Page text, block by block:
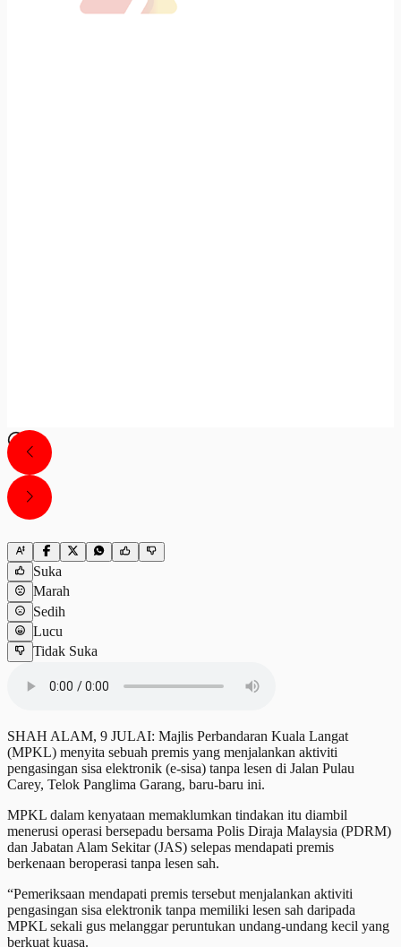
Suka
Marah
Sedih
Lucu
Tidak Suka
SHAH ALAM, 9 JULAI: Majlis Perbandaran Kuala Langat
(MPKL) menyita sebuah premis yang menjalankan aktiviti
pengasingan sisa elektronik (e-sisa) tanpa lesen di Jalan Pulau
Carey, Telok Panglima Garang, baru-baru ini.
MPKL dalam kenyataan memaklumkan tindakan itu diambil
menerusi operasi bersepadu bersama Polis Diraja Malaysia (PDRM)
dan Jabatan Alam Sekitar (JAS) selepas mendapati premis
berkenaan beroperasi tanpa lesen sah.
“Pemeriksaan mendapati premis tersebut menjalankan aktiviti
pengasingan sisa elektronik tanpa memiliki lesen sah daripada
MPKL sekali gus melanggar peruntukan undang-undang kecil yang
berkuat kuasa.